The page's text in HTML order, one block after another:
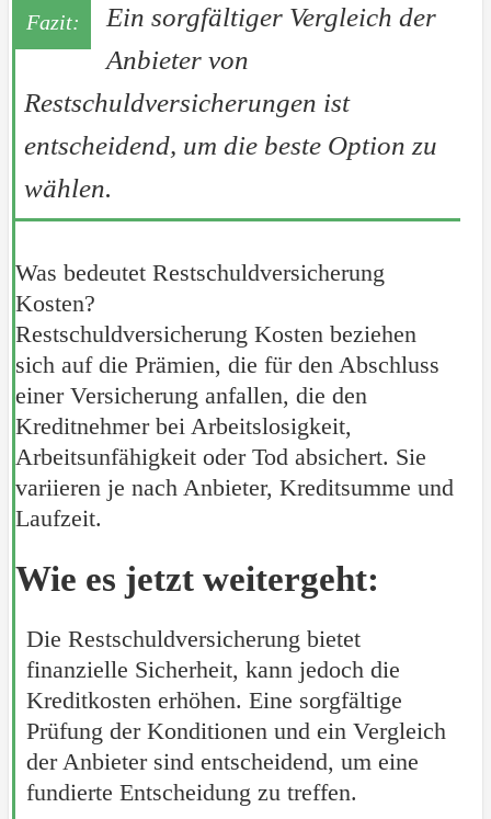
Ein sorgfältiger Vergleich der
Anbieter von
Restschuldversicherungen ist
entscheidend, um die beste Option zu
wählen.
Was bedeutet Restschuldversicherung
Kosten?
Restschuldversicherung Kosten beziehen
sich auf die Prämien, die für den Abschluss
einer Versicherung anfallen, die den
Kreditnehmer bei Arbeitslosigkeit,
Arbeitsunfähigkeit oder Tod absichert. Sie
variieren je nach Anbieter, Kreditsumme und
Laufzeit.
Wie es jetzt weitergeht:
Die Restschuldversicherung bietet
finanzielle Sicherheit, kann jedoch die
Kreditkosten erhöhen. Eine sorgfältige
Prüfung der Konditionen und ein Vergleich
der Anbieter sind entscheidend, um eine
fundierte Entscheidung zu treffen.